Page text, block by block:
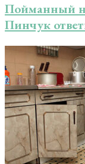
Пойманный
Пинчук